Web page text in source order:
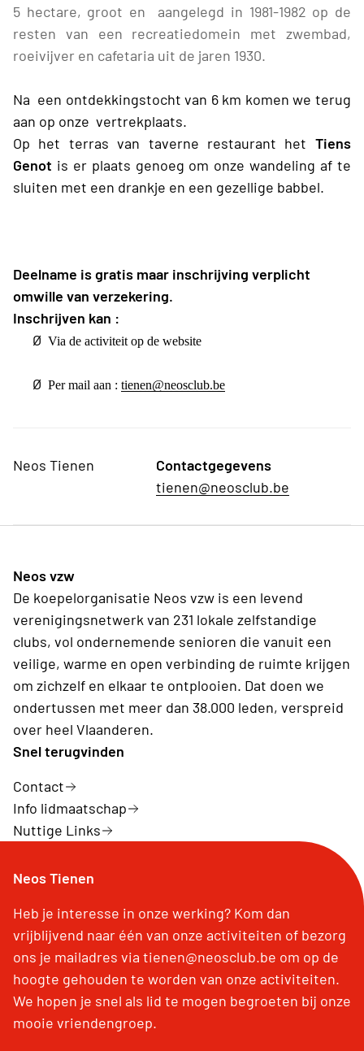
5 hectare, groot en aangelegd in 1981-1982 op de
resten van een recreatiedomein met zwembad,
roeivijver en cafetaria uit de jaren 1930.
Na een ontdekkingstocht van 6 km komen we terug
aan op onze vertrekplaats.
Op het terras van taverne restaurant het Tiens
Genot is er plaats genoeg om onze wandeling af te
sluiten met een drankje en een gezellige babbel.
Deelname is gratis maar inschrijving verplicht
omwille van verzekering.
Inschrijven kan :
Ø Via de activiteit op de website
Ø Per mail aan : tienen@neosclub.be
Neos Tienen
Contactgegevens
tienen@neosclub.be
Neos vzw
De koepelorganisatie Neos vzw is een levend
verenigingsnetwerk van 231 lokale zelfstandige
clubs, vol ondernemende senioren die vanuit een
veilige, warme en open verbinding de ruimte krijgen
om zichzelf en elkaar te ontplooien. Dat doen we
ondertussen met meer dan 38.000 leden, verspreid
over heel Vlaanderen.
Snel terugvinden
Contact
Info lidmaatschap
Nuttige Links
Neos Tienen
Heb je interesse in onze werking? Kom dan
vrijblijvend naar één van onze activiteiten of bezorg
ons je mailadres via tienen@neosclub.be om op de
hoogte gehouden te worden van onze activiteiten.
We hopen je snel als lid te mogen begroeten bij onze
mooie vriendengroep.